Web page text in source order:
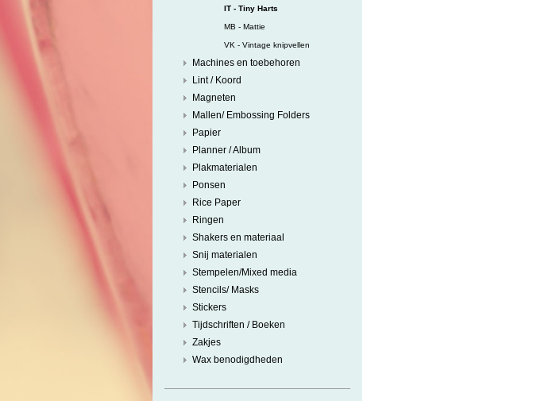
IT - Tiny Harts
MB - Mattie
VK - Vintage knipvellen
Machines en toebehoren
Lint / Koord
Magneten
Mallen/ Embossing Folders
Papier
Planner / Album
Plakmaterialen
Ponsen
Rice Paper
Ringen
Shakers en materiaal
Snij materialen
Stempelen/Mixed media
Stencils/ Masks
Stickers
Tijdschriften / Boeken
Zakjes
Wax benodigdheden